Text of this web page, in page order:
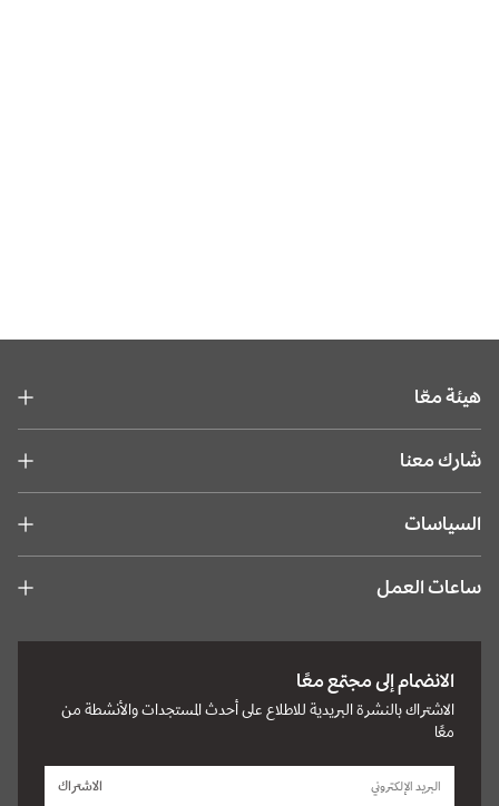
هيئة معّا
شارك معنا
السياسات
ساعات العمل
الانضمام إلى مجتمع معًا
الاشتراك بالنشرة البريدية للاطلاع على أحدث المستجدات والأنشطة من
معًا
الاشتراك